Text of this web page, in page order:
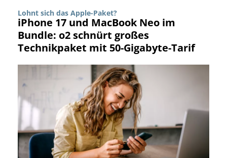
Lohnt sich das Apple-Paket?
iPhone 17 und MacBook Neo im
Bundle: o2 schnürt großes
Technikpaket mit 50-Gigabyte-Tarif